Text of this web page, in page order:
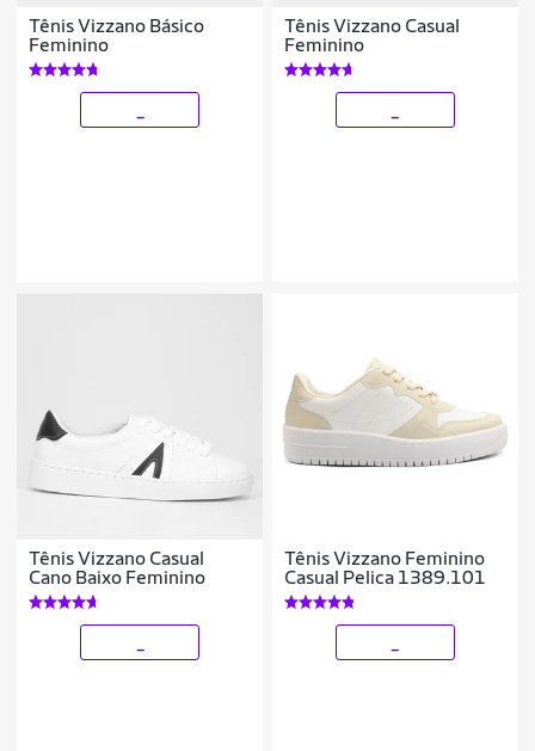
Tênis Vizzano Básico
Feminino
Tênis Vizzano Casual
Feminino
Tênis Vizzano Casual
Cano Baixo Feminino
Tênis Vizzano Feminino
Casual Pelica 1389.101